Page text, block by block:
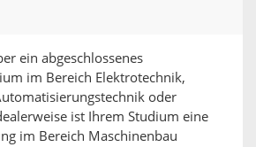
ein abgeschlossenes
im Bereich Elektrotechnik,
oder
ist Ihrem Studium eine
im Bereich Maschinenbau